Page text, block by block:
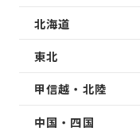
北海道
東北
甲信越・北陸
中国・四国